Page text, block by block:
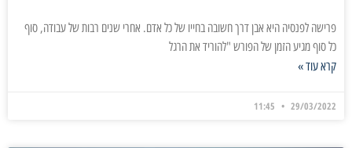
פרישה לפנסיה היא אבן דרך חשובה בחייו של כל אדם. אחרי שנים רבות של עבודה, סוף
כל סוף מגיע הזמן של הפורש "להוריד את הרגל
קרא עוד »
29/03/2022